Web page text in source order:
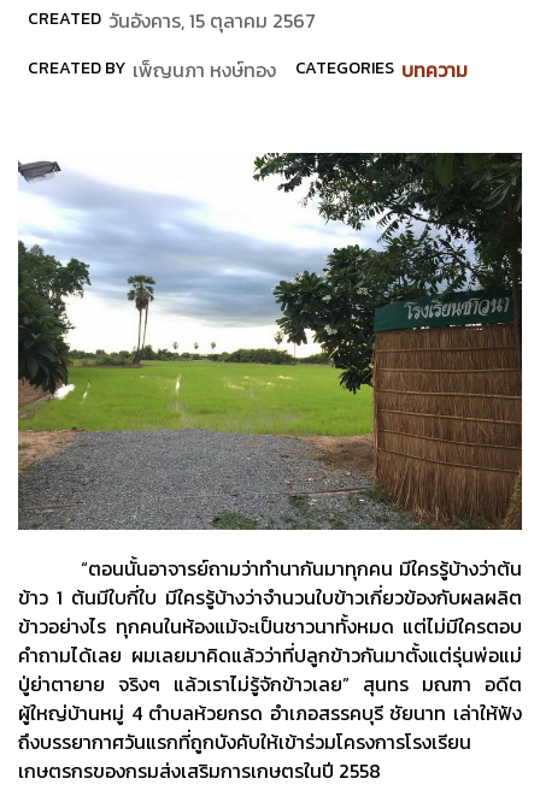
CREATED วันอังคาร, 15 ตุลาคม 2567
CREATED BY เพ็ญนภา หงษ์ทอง CATEGORIES บทความ
“ตอนนั้นอาจารย์ถามว่าทำนากันมาทุกคน มีใครรู้บ้างว่าต้น
ข้าว 1 ต้นมีใบกี่ใบ มีใครรู้บ้างว่าจำนวนใบข้าวเกี่ยวข้องกับผลผลิต
ข้าวอย่างไร ทุกคนในห้องแม้จะเป็นชาวนาทั้งหมด แต่ไม่มีใครตอบ
คำถามได้เลย ผมเลยมาคิดแล้วว่าที่ปลูกข้าวกันมาตั้งแต่รุ่นพ่อแม่
ปู่ย่าตายาย จริงๆ แล้วเราไม่รู้จักข้าวเลย” สุนทร มณฑา อดีต
ผู้ใหญ่บ้านหมู่ 4 ตำบลห้วยกรด อำเภอสรรคบุรี ชัยนาท เล่าให้ฟัง
ถึงบรรยากาศวันแรกที่ถูกบังคับให้เข้าร่วมโครงการโรงเรียน
เกษตรกรของกรมส่งเสริมการเกษตรในปี 2558